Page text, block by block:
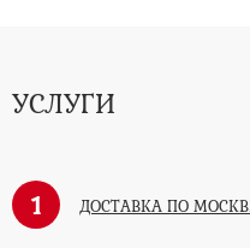
УСЛУГИ
1 ДОСТАВКА ПО